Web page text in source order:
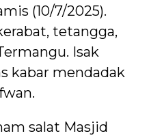
(10/7/2025).
tetangga,
Isak
kabar mendadak
salat Masjid